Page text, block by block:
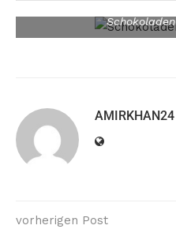
AMIRKHAN24
vorherigen Post